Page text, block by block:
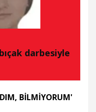
darbesiyle
BİLMİYORUM'